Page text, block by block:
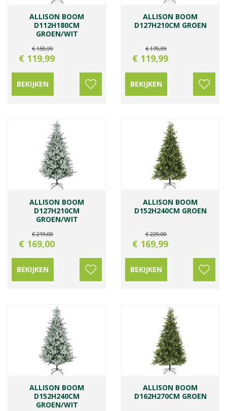
ALLISON BOOM
D112H180CM
GROEN/WIT
€ 159,99
€ 119,99
BEKIJKEN
ALLISON BOOM
D127H210CM GROEN
€ 179,99
€ 119,99
BEKIJKEN
ALLISON BOOM
D127H210CM
GROEN/WIT
€ 219,00
€ 169,00
BEKIJKEN
ALLISON BOOM
D152H240CM GROEN
€ 229,00
€ 169,99
BEKIJKEN
ALLISON BOOM
D152H240CM
GROEN/WIT
ALLISON BOOM
D162H270CM GROEN